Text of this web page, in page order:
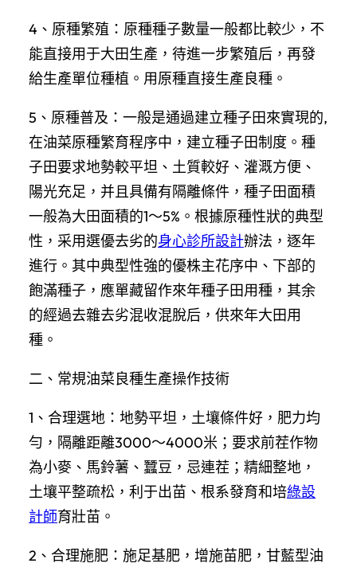
4、原種繁殖：原種種子數量一般都比較少，不
能直接用于大田生產，待進一步繁殖后，再發
給生產單位種植。用原種直接生產良種。
5、原種普及：一般是通過建立種子田來實現的,
在油菜原種繁育程序中，建立種子田制度。種
子田要求地勢較平坦、土質較好、灌溉方便、
陽光充足，并且具備有隔離條件，種子田面積
一般為大田面積的1～5%。根據原種性狀的典型
性，采用選優去劣的身心診所設計辦法，逐年
進行。其中典型性強的優株主花序中、下部的
飽滿種子，應單藏留作來年種子田用種，其余
的經過去雜去劣混收混脫后，供來年大田用
種。
二、常規油菜良種生產操作技術
1、合理選地：地勢平坦，土壤條件好，肥力均
勻，隔離距離3000～4000米；要求前茬作物
為小麥、馬鈴薯、蠶豆，忌連茬；精細整地，
土壤平整疏松，利于出苗、根系發育和培綠設
計師育壯苗。
2、合理施肥：施足基肥，增施苗肥，甘藍型油